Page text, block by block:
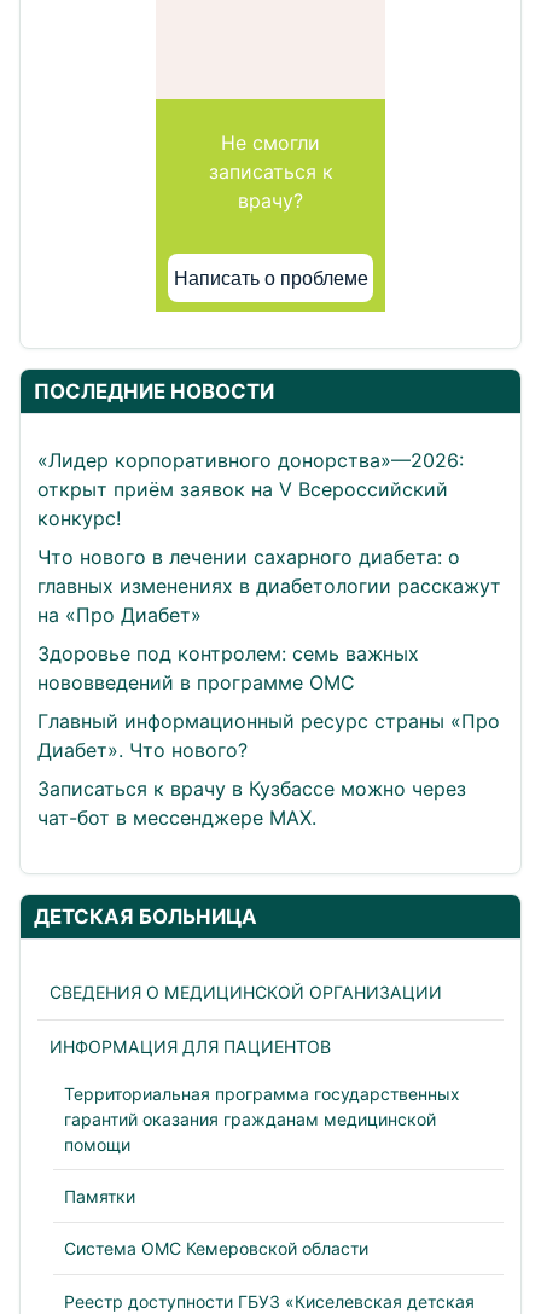
ПОСЛЕДНИЕ НОВОСТИ
«Лидер корпоративного донорства»—2026:
открыт приём заявок на V Всероссийский
конкурс!
Что нового в лечении сахарного диабета: о
главных изменениях в диабетологии расскажут
на «Про Диабет»
Здоровье под контролем: семь важных
нововведений в программе ОМС
Главный информационный ресурс страны «Про
Диабет». Что нового?
Записаться к врачу в Кузбассе можно через
чат-бот в мессенджере МАХ.
ДЕТСКАЯ БОЛЬНИЦА
СВЕДЕНИЯ О МЕДИЦИНСКОЙ ОРГАНИЗАЦИИ
ИНФОРМАЦИЯ ДЛЯ ПАЦИЕНТОВ
Территориальная программа государственных
гарантий оказания гражданам медицинской
помощи
Памятки
Система ОМС Кемеровской области
Реестр доступности ГБУЗ «Киселевская детская
Не смогли
записаться к
врачу?
Написать о проблеме